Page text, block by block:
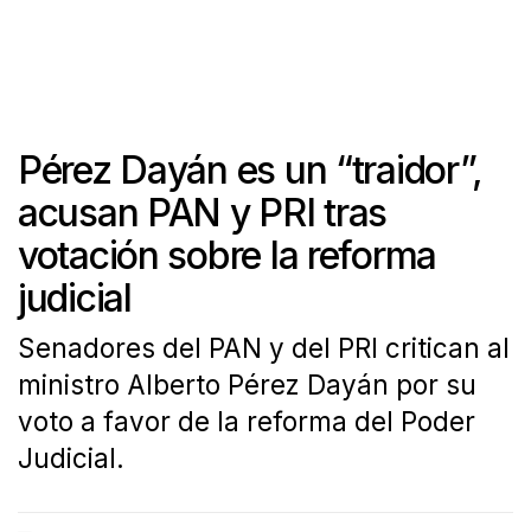
Pérez Dayán es un “traidor”,
acusan PAN y PRI tras
votación sobre la reforma
judicial
Senadores del PAN y del PRI critican al
ministro Alberto Pérez Dayán por su
voto a favor de la reforma del Poder
Judicial.